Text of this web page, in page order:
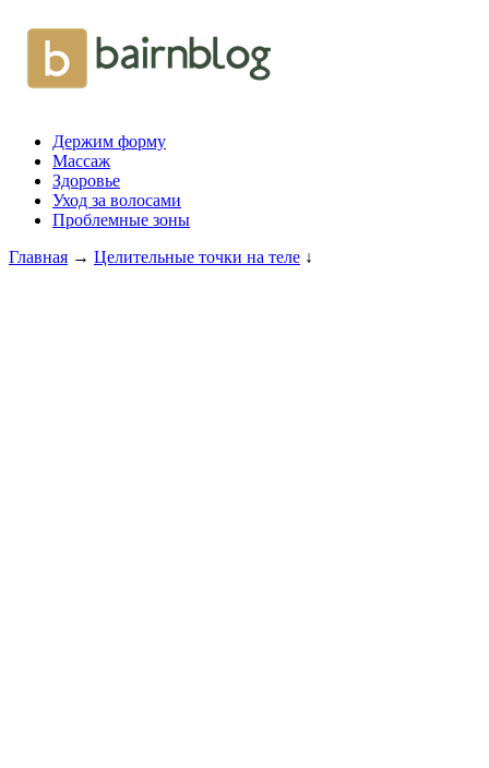
Держим форму
Массаж
Здоровье
Уход за волосами
Проблемные зоны
Главная → Целительные точки на теле ↓